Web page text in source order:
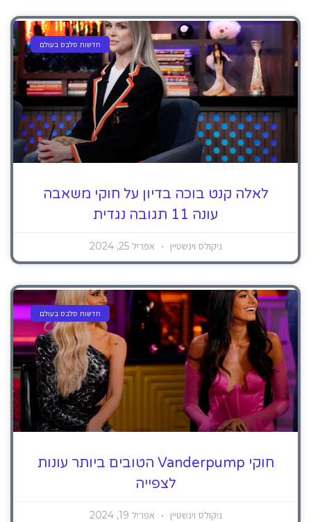
חדשות סלבס בעולם
לאלה קנט בוכה בדיון על חוקי משאבה
עונה 11 תגובה נגדית
ניקולס וינשטיין אפריל 25, 2024
חדשות סלבס בעולם
חוקי Vanderpump הטובים ביותר עונות
לצפייה
ניקולס וינשטיין אפריל 19, 2024